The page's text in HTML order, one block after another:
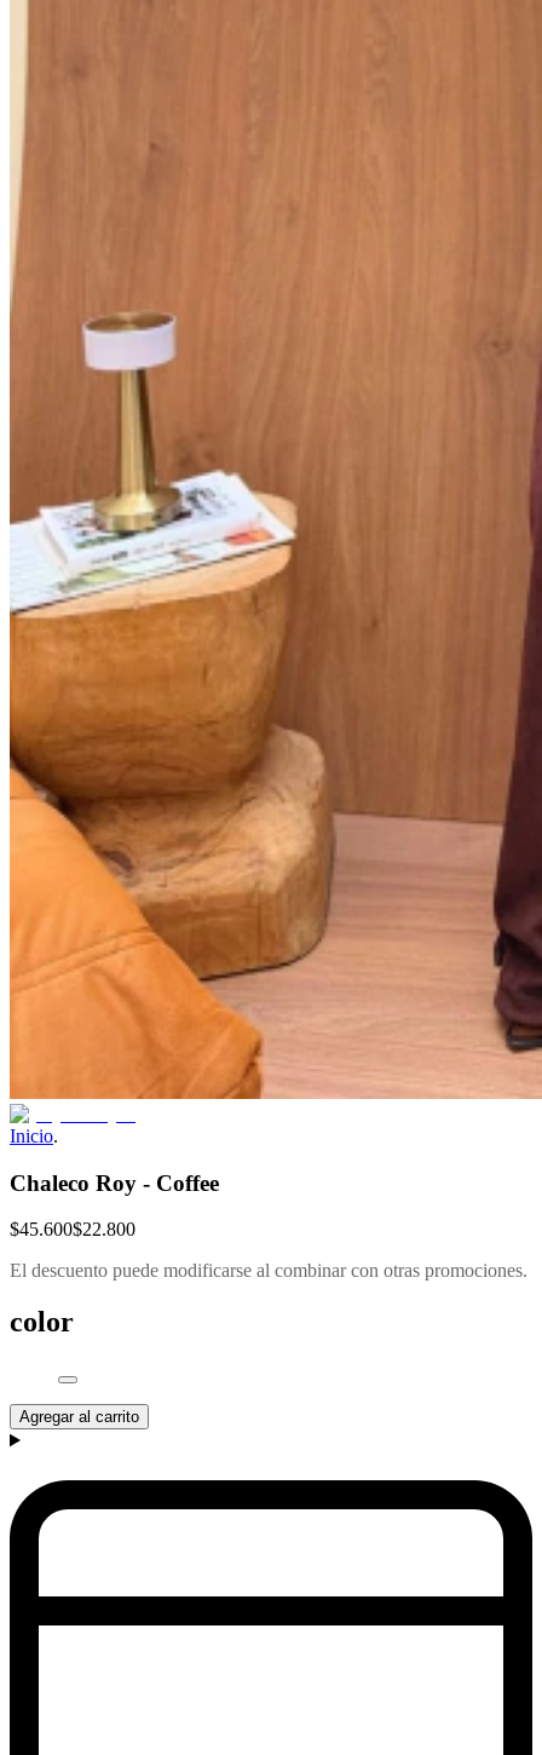
Inicio.
Chaleco Roy - Coffee
$45.600$22.800
El descuento puede modificarse al combinar con otras promociones.
color
Agregar al carrito